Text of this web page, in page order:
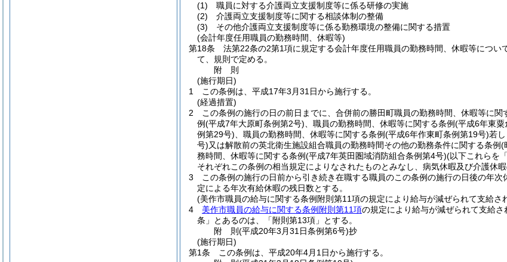
(1)
職員に対する介護両立支援制度等に係る研修の実施
(2)
介護両立支援制度等に関する相談体制の整備
(3)
その他介護両立支援制度等に係る勤務環境の整備に関する措置
(会計年度任用職員の勤務時間、休暇等)
第18条
法第22条の2第1項に規定する会計年度任用職員の勤務時間、休暇等につい
て、規則で定める。
附 則
(施行期日)
1
この条例は、平成17年3月31日から施行する。
(経過措置)
2
この条例の施行の日の前日までに、合併前の勝田町職員の勤務時間、休暇等に関
例(平成7年大原町条例第2号) 、職員の勤務時間、休暇等に関する条例(平成6年東粟
例第29号) 、職員の勤務時間、休暇等に関する条例(平成6年作東町条例第19号)若
号)又は解散前の英北衛生施設組合職員の勤務時間その他の勤務条件に関する条例(
務時間、休暇等に関する条例(平成7年英田圏域消防組合条例第4号)(以下これらを
それぞれこの条例の相当規定によりなされたものとみなし、病気休暇及び介護休暇
3
この条例の施行の日前から引き続き在職する職員のこの条例の施行の日後の年次
定による年次有給休暇の残日数とする。
(美作市職員の給与に関する条例附則第11項の規定により給与が減ぜられて支給さ
4
美作市職員の給与に関する条例附則第11項の規定により給与が減ぜられて支給さ
条」とあるのは、「附則第13項」とする。
附 則(平成20年3月31日条例第6号)抄
(施行期日)
第1条
この条例は、平成20年4月1日から施行する。